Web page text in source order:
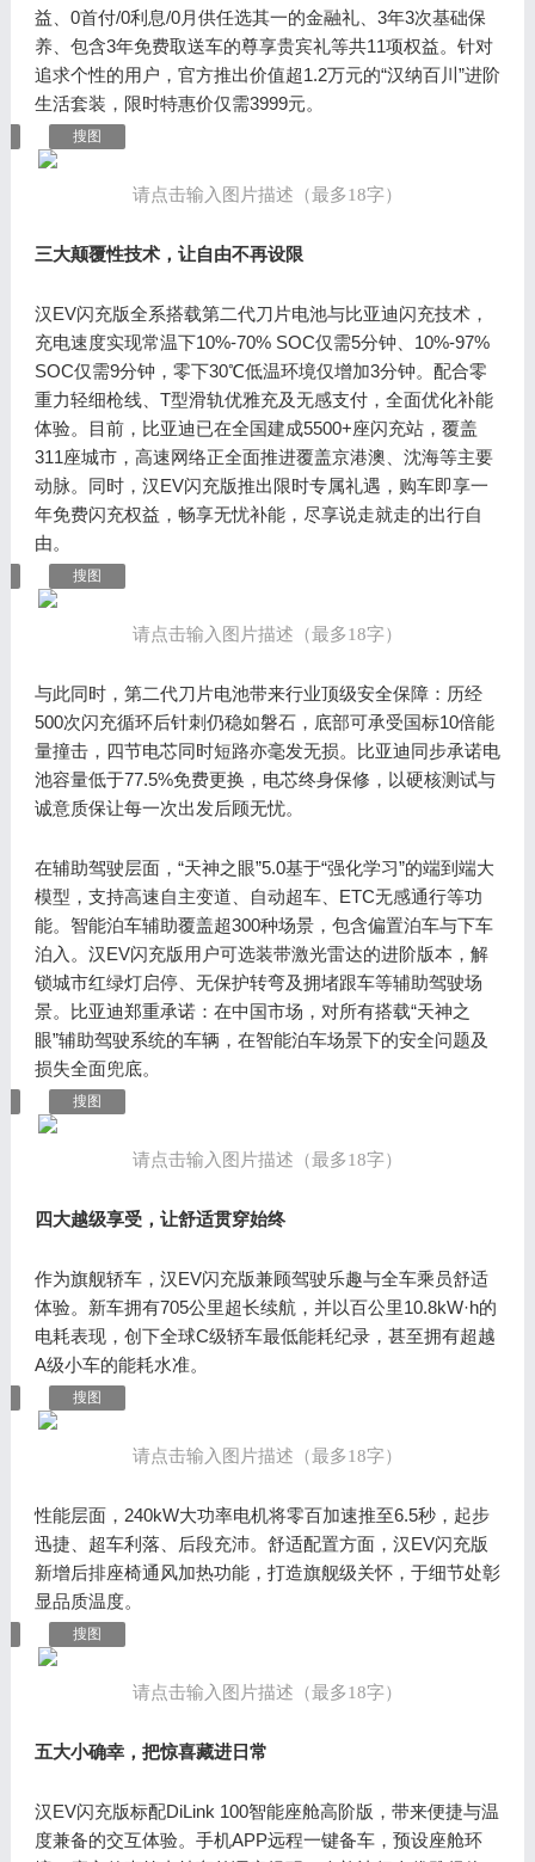
益、0首付/0利息/0月供任选其一的金融礼、3年3次基础保
养、包含3年免费取送车的尊享贵宾礼等共11项权益。针对
追求个性的用户，官方推出价值超1.2万元的“汉纳百川”进阶
生活套装，限时特惠价仅需3999元。
搜图
请点击输入图片描述（最多18字）
三大颠覆性技术，让自由不再设限
汉EV闪充版全系搭载第二代刀片电池与比亚迪闪充技术，
充电速度实现常温下10%-70% SOC仅需5分钟、10%-97%
SOC仅需9分钟，零下30℃低温环境仅增加3分钟。配合零
重力轻细枪线、T型滑轨优雅充及无感支付，全面优化补能
体验。目前，比亚迪已在全国建成5500+座闪充站，覆盖
311座城市，高速网络正全面推进覆盖京港澳、沈海等主要
动脉。同时，汉EV闪充版推出限时专属礼遇，购车即享一
年免费闪充权益，畅享无忧补能，尽享说走就走的出行自
由。
搜图
请点击输入图片描述（最多18字）
与此同时，第二代刀片电池带来行业顶级安全保障：历经
500次闪充循环后针刺仍稳如磐石，底部可承受国标10倍能
量撞击，四节电芯同时短路亦毫发无损。比亚迪同步承诺电
池容量低于77.5%免费更换，电芯终身保修，以硬核测试与
诚意质保让每一次出发后顾无忧。
在辅助驾驶层面，“天神之眼”5.0基于“强化学习”的端到端大
模型，支持高速自主变道、自动超车、ETC无感通行等功
能。智能泊车辅助覆盖超300种场景，包含偏置泊车与下车
泊入。汉EV闪充版用户可选装带激光雷达的进阶版本，解
锁城市红绿灯启停、无保护转弯及拥堵跟车等辅助驾驶场
景。比亚迪郑重承诺：在中国市场，对所有搭载“天神之
眼”辅助驾驶系统的车辆，在智能泊车场景下的安全问题及
损失全面兜底。
搜图
请点击输入图片描述（最多18字）
四大越级享受，让舒适贯穿始终
作为旗舰轿车，汉EV闪充版兼顾驾驶乐趣与全车乘员舒适
体验。新车拥有705公里超长续航，并以百公里10.8kW·h的
电耗表现，创下全球C级轿车最低能耗纪录，甚至拥有超越
A级小车的能耗水准。
搜图
请点击输入图片描述（最多18字）
性能层面，240kW大功率电机将零百加速推至6.5秒，起步
迅捷、超车利落、后段充沛。舒适配置方面，汉EV闪充版
新增后排座椅通风加热功能，打造旗舰级关怀，于细节处彰
显品质温度。
搜图
请点击输入图片描述（最多18字）
五大小确幸，把惊喜藏进日常
汉EV闪充版标配DiLink 100智能座舱高阶版，带来便捷与温
度兼备的交互体验。手机APP远程一键备车，预设座舱环